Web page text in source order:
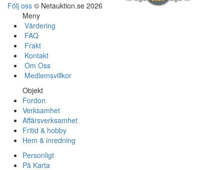
Följ oss © Netauktion.se 2026
Meny
Värdering
FAQ
Frakt
Kontakt
Om Oss
Medlemsvillkor
Objekt
Fordon
Verksamhet
Affärsverksamhet
Fritid & hobby
Hem & inredning
Personligt
På Karta